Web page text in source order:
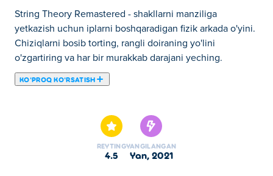
String Theory Remastered - shakllarni manziliga
yetkazish uchun iplarni boshqaradigan fizik arkada o'yini.
Chiziqlarni bosib torting, rangli doiraning yo'lini
o'zgartiring va har bir murakkab darajani yeching.
KOʻPROQ KOʻRSATISH
Aqliy oʻyinlar larimizdan biridir.
REYTING
4.5
YANGILANGAN
yan, 2021